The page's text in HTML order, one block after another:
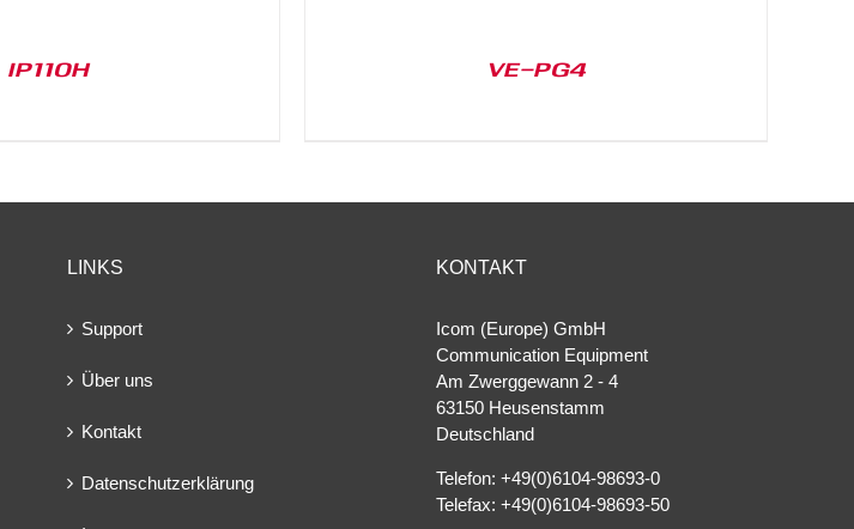
IP110H VE-PG4
LINKS
Support
Über uns
Kontakt
Datenschutzerklärung
KONTAKT
Icom (Europe) GmbH
Communication Equipment
Am Zwerggewann 2 ‐ 4
63150 Heusenstamm
Deutschland
Telefon: +49(0)6104-98693-0
Telefax: +49(0)6104-98693-50